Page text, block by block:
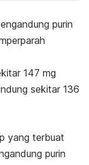
purin
147 mg
sekitar 136
yang terbuat
purin